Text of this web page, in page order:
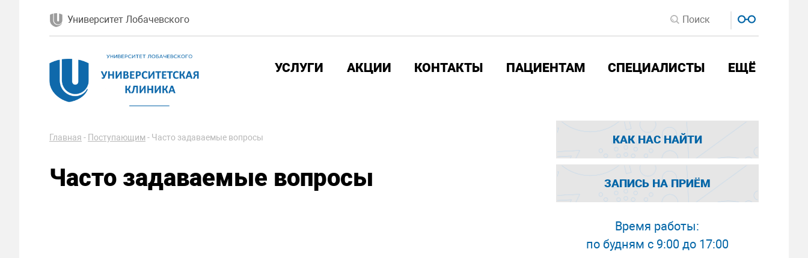
Университет Лобачевского
УСЛУГИ АКЦИИ КОНТАКТЫ ПАЦИЕНТАМ СПЕЦИАЛИСТЫ ЕЩЁ
Главная - Поступающим - Часто задаваемые вопросы
Часто задаваемые вопросы
КАК НАС НАЙТИ
ЗАПИСЬ НА ПРИЁМ
Время работы:
по будням с 9:00 до 17:00